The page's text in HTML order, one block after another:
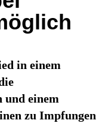
in einem
und einem
zu Impfungen